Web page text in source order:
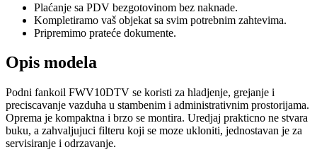
Plaćanje sa PDV bezgotovinom bez naknade.
Kompletiramo vaš objekat sa svim potrebnim zahtevima.
Pripremimo prateće dokumente.
Opis modela
Podni fankoil FWV10DTV se koristi za hladjenje, grejanje i
preciscavanje vazduha u stambenim i administrativnim prostorijama.
Oprema je kompaktna i brzo se montira. Uredjaj prakticno ne stvara
buku, a zahvaljujuci filteru koji se moze ukloniti, jednostavan je za
servisiranje i odrzavanje.